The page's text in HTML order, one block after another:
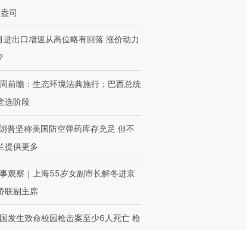
司
进出口增速从高位略有回落 涨价动力
前瞻：生态环境法典施行；巴西总统
选阶段
普坚称美国防空弹药库存充足 但不
提供更多
观察｜上海55岁女副市长解冬进京
联副主席
发生致命校园枪击案至少6人死亡 枪